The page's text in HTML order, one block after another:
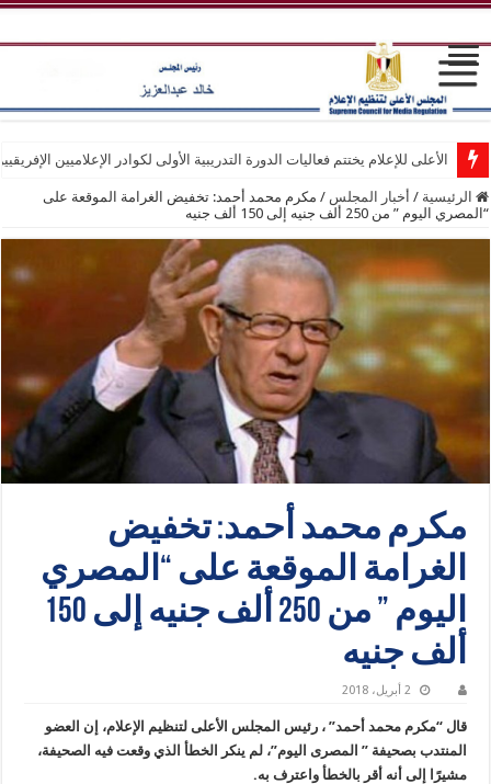
الأعلى للإعلام يختتم فعاليات الدورة التدريبية الأولى لكوادر الإعلاميين
الرئيسية / أخبار المجلس / مكرم محمد أحمد: تخفيض الغرامة الموقعة على
“المصري اليوم ” من 250 ألف جنيه إلى 150 ألف جنيه
مكرم محمد أحمد: تخفيض
الغرامة الموقعة على “المصري
اليوم ” من 250 ألف جنيه إلى 150
ألف جنيه
2 أبريل، 2018
قال “مكرم محمد أحمد” ، رئيس المجلس الأعلى لتنظيم الإعلام، إن العضو
المنتدب بصحيفة ” المصرى اليوم”، لم ينكر الخطأ الذي وقعت فيه الصحيفة،
مشيرًا إلى أنه أقر بالخطأ واعترف به.